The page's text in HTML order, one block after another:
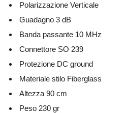
Polarizzazione Verticale
Guadagno 3 dB
Banda passante 10 MHz
Connettore SO 239
Protezione DC ground
Materiale stilo Fiberglass
Altezza 90 cm
Peso 230 gr